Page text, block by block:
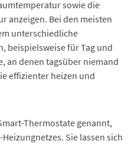
sowie die
anzeigen. Bei den meisten
unterschiedliche
beispielsweise für Tag und
an denen tagsüber niemand
effizienter heizen und
Thermostate genannt,
. Sie lassen sich